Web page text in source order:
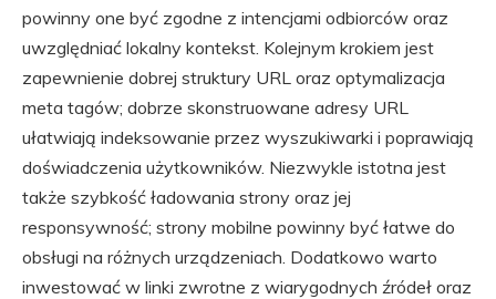
powinny one być zgodne z intencjami odbiorców oraz
uwzględniać lokalny kontekst. Kolejnym krokiem jest
zapewnienie dobrej struktury URL oraz optymalizacja
meta tagów; dobrze skonstruowane adresy URL
ułatwiają indeksowanie przez wyszukiwarki i poprawiają
doświadczenia użytkowników. Niezwykle istotna jest
także szybkość ładowania strony oraz jej
responsywność; strony mobilne powinny być łatwe do
obsługi na różnych urządzeniach. Dodatkowo warto
inwestować w linki zwrotne z wiarygodnych źródeł oraz